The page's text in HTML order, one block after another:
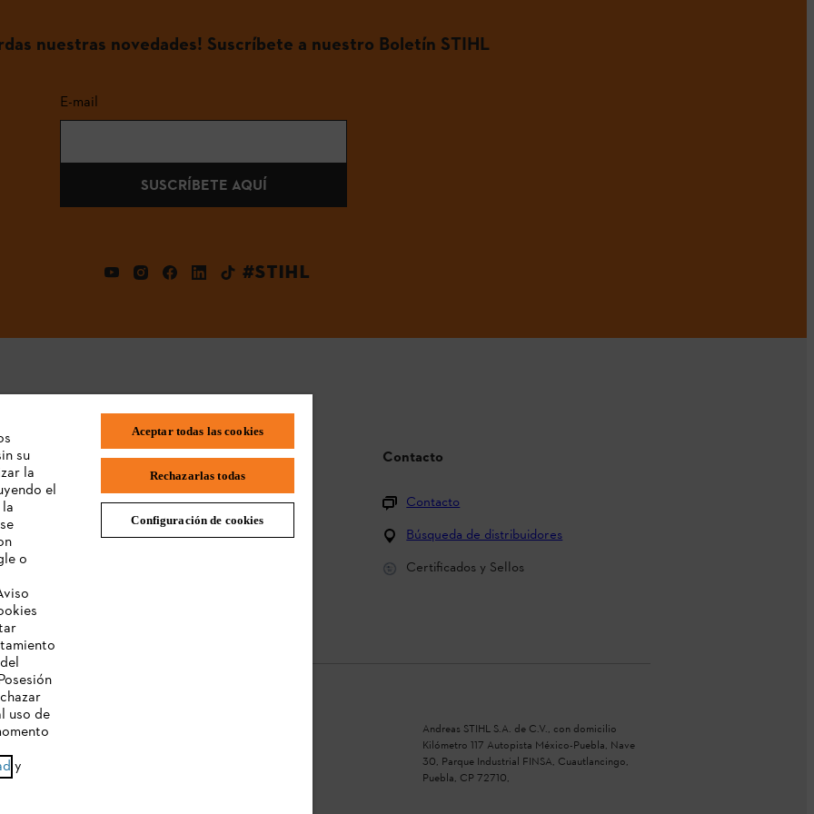
nuestras novedades! Suscríbete a nuestro Boletín STIHL
E-mail
SUSCRÍBETE AQUÍ
#STIHL
Preguntas frecuentes
Registro de productos
Preguntas sobre la gama de productos
Contacto
Contacto
Búsqueda de distribuidores
Certificados y Sellos
de privacidad sobre cookies
Andreas STIHL S.A. de C.V., con domicilio
Kilómetro 117 Autopista México-Puebla, Nave
30, Parque Industrial FINSA, Cuautlancingo,
Puebla, CP 72710,
su
la
el
o
uso de
y
Aceptar todas las cookies
Rechazarlas todas
Configuración de cookies